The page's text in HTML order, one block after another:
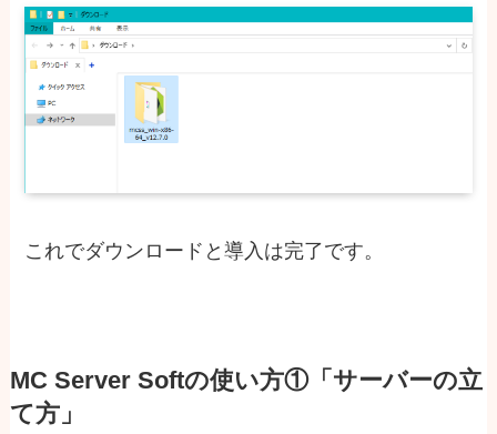
これでダウンロードと導入は完了です。
MC Server Softの使い方①「サーバーの立
て方」